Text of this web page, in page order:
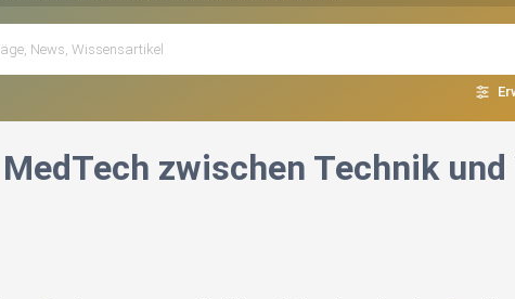
zwischen Technik